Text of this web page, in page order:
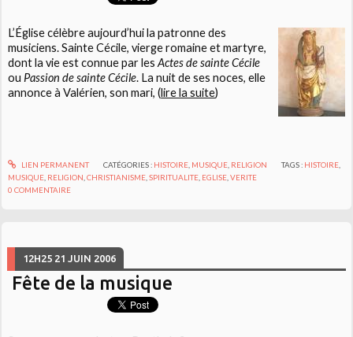
L’Église célèbre aujourd’hui la patronne des
musiciens. Sainte Cécile, vierge romaine et martyre,
dont la vie est connue par lesActes de sainte Cécile
ouPassion de sainte Cécile. La nuit de ses noces, elle
annonce à Valérien, son mari, (lire la suite)
LIEN PERMANENT CATÉGORIES : HISTOIRE, MUSIQUE, RELIGION TAGS : HISTOIRE
MUSIQUE RELIGION ,CHRISTIANISME ,SPIRITUALITE EGLISE ,VERITE
0 COMMENTAIRE
12H25 21 JUIN 2006
Fête de la musique